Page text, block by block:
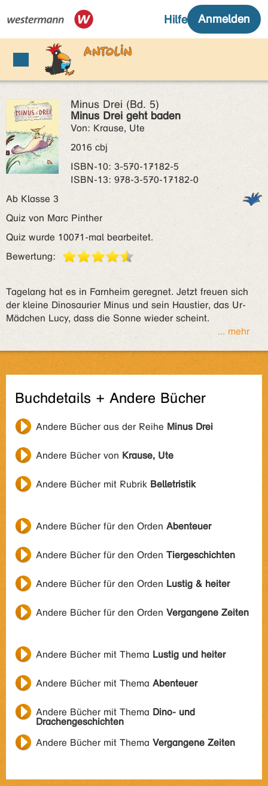
Minus Drei (Bd. 5)
Minus Drei geht baden
Von: Krause, Ute
2016 cbj
ISBN‑10: 3-570-17182-5
ISBN‑13: 978-3-570-17182-0
Ab Klasse 3
Quiz von Marc Pinther
Quiz wurde 10071-mal bearbeitet.
Bewertung:
Tagelang hat es in Farnheim geregnet. Jetzt freuen sich
der kleine Dinosaurier Minus und sein Haustier, das Ur-
Mädchen Lucy, dass die Sonne wieder scheint.
... mehr
Buchdetails + Andere Bücher
Andere Bücher aus der Reihe Minus Drei
Andere Bücher von Krause, Ute
Andere Bücher mit Rubrik Belletristik
Andere Bücher für den Orden Abenteuer
Andere Bücher für den Orden Tiergeschichten
Andere Bücher für den Orden Lustig & heiter
Andere Bücher für den Orden Vergangene Zeiten
Andere Bücher mit Thema Lustig und heiter
Andere Bücher mit Thema Abenteuer
Andere Bücher mit Thema Dino- und
Drachengeschichten
Andere Bücher mit Thema Vergangene Zeiten